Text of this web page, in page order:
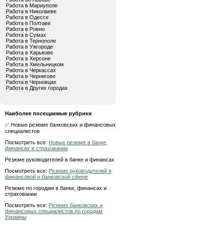
Работа в Мариуполе
Работа в Николаеве
Работа в Одессе
Работа в Полтаве
Работа в Ровно
Работа в Сумах
Работа в Тернополе
Работа в Ужгороде
Работа в Харькове
Работа в Херсоне
Работа в Хмельницком
Работа в Черкассах
Работа в Чернигове
Работа в Черновцах
Работа в Других городах
Наиболее посещаемые рубрики
✅ Новые резюме банковских и финансовых
специалистов
Посмотреть все: Новые резюме в банке,
финансах и страховании
Резюме руководителей в банке и финансах
Посмотреть все: Резюме руководителей в
финансовой и банковской сфере
Резюме по городам в банке, финансах и
страховании
Посмотреть все: Резюме банковских и
финансовых специалистов по городам
Украины